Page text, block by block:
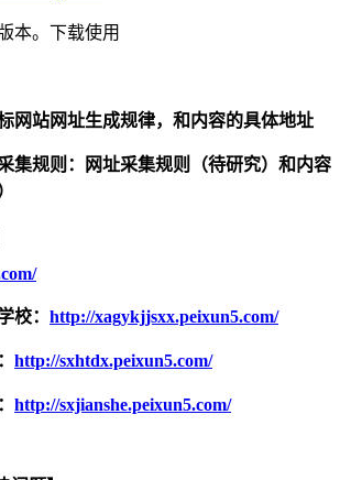
本。下载使用
网站网址生成规律，和内容的具体地址
集规则：网址采集规则（待研究）和内容
校： http://xagykjjsxx.peixun5.com/
http://sxhtdx.peixun5.com/
http://sxjianshe.peixun5.com/